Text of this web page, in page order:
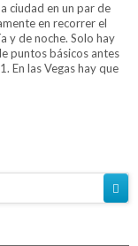
ciudad en un par de
en recorrer el
y de noche. Solo hay
puntos básicos antes
En las Vegas hay que